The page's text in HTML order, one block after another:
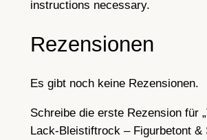
instructions necessary.
Rezensionen
Es gibt noch keine Rezensionen.
Schreibe die erste Rezension für
Lack-Bleistiftrock – Figurbetont &